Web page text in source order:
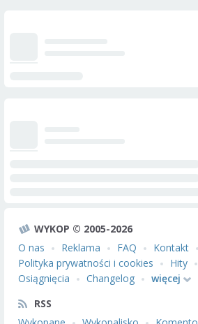
WYKOP © 2005-2026
O nas
Reklama FAQ Kontakt
Polityka prywatności i cookies
Hity
Osiągnięcia
Changelog
więcej
RSS